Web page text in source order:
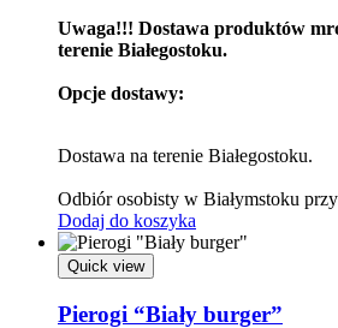
Uwaga!!! Dostawa produktów
terenie Białegostoku.
Opcje dostawy:
Dostawa na terenie Białegostoku.
Odbiór osobisty w Białymstoku
Dodaj do koszyka
Quick view
Pierogi “Biały burger”